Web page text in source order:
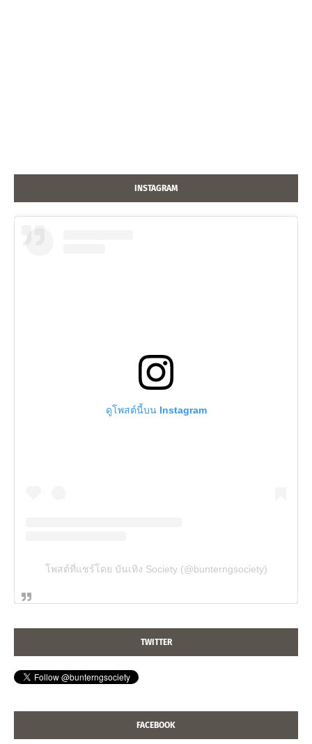
INSTAGRAM
ดูโพสต์นี้บน Instagram
โพสต์ที่แชร์โดย บันเทิง Society (@bunterngsociety)
TWITTER
FACEBOOK